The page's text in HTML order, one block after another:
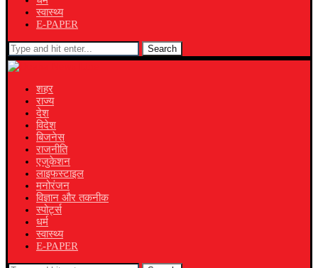
स्वास्थ्य
E-PAPER
Search
शहर
राज्य
देश
विदेश
बिजनेस
राजनीति
एजुकेशन
लाइफस्टाइल
मनोरंजन
विज्ञान और तकनीक
स्पोर्ट्स
धर्म
स्वास्थ्य
E-PAPER